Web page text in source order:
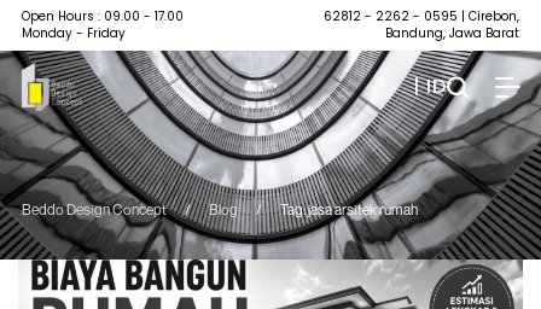
Open Hours : 09.00 - 17.00
Monday - Friday
62812 - 2262 - 0595 | Cirebon,
Bandung, Jawa Barat
| ID
Beddo Design Concept / Blog / Tag: jasa arsitek rumah